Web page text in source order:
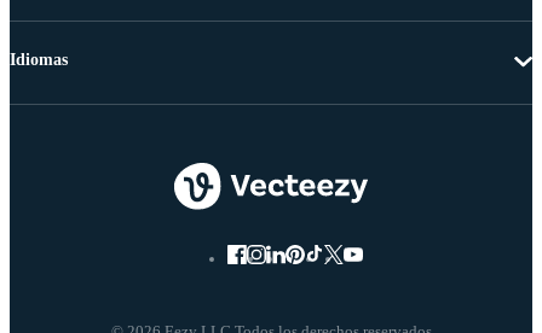
Idiomas